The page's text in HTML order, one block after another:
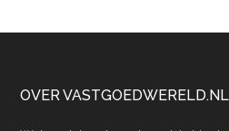
Footer
OVER VASTGOEDWERELD.NL